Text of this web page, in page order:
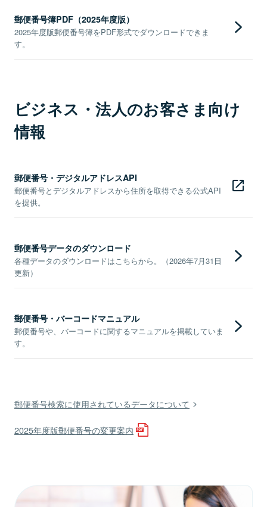
郵便番号簿PDF（2025年度版）
2025年度版郵便番号簿をPDF形式でダウンロードできま
す。
ビジネス・法人のお客さま向け
情報
郵便番号・デジタルアドレスAPI
郵便番号とデジタルアドレスから住所を取得できる公式API
を提供。
郵便番号データのダウンロード
各種データのダウンロードはこちらから。（2026年7月31日
更新）
郵便番号・バーコードマニュアル
郵便番号や、バーコードに関するマニュアルを掲載していま
す。
郵便番号検索に使用されているデータについて
2025年度版郵便番号の変更案内